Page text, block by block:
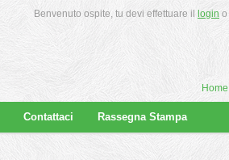
Benvenuto ospite, tu devi effettuare il login o
Home
Contattaci Rassegna Stampa